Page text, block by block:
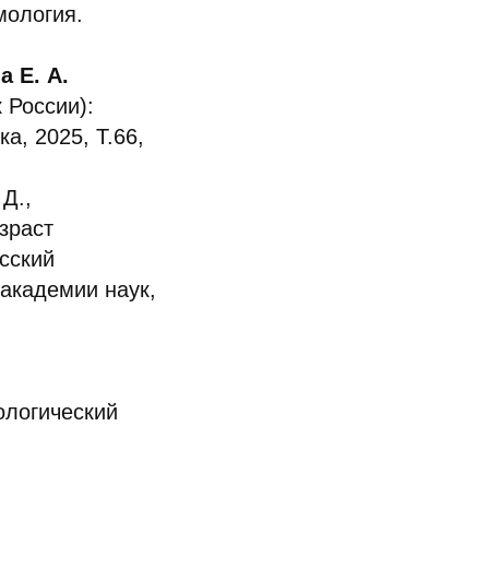
Е. А.
России):
2025, Т.66,
наук,